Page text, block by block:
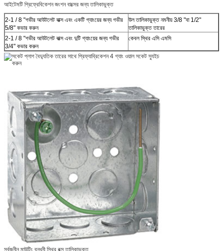
আইটেমটি প্রিফ্রেবিকেশন জংশন বাক্সের জন্য তালিকাভুক্ত
2-1 / 8 "গভীর আউটলেট বাক্স এবং একটি গ্যাংয়ের জন্য গভীর
5/8" কভার করুন
উল তালিকাভুক্ত নমনীয় 3/8 "বা 1/2"
তালিকাভুক্ত তারের
2-1 / 8 "গভীর আউটলেট বাক্স এবং দুটি গ্যাংয়ের জন্য গভীর
3/4" কভার করুন
কেবল স্থির এসি এমসি
সর্বজনীন মাউন্টিং বন্ধনী স্থির বক্স তালিকাভুক্ত